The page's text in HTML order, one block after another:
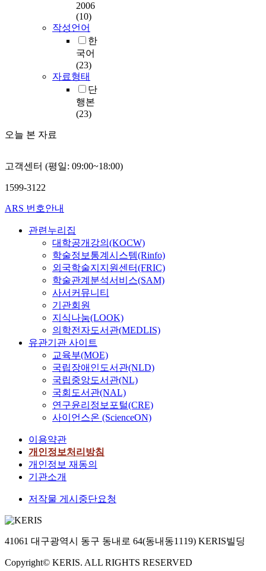
2006
(10)
작성언어
한
국어
(23)
자료형태
단
행본
(23)
오늘 본 자료
고객센터 (평일: 09:00~18:00)
1599-3122
ARS 번호안내
관련누리집
대학공개강의(KOCW)
학술정보통계시스템(Rinfo)
외국학술지지원센터(FRIC)
학술관계분석서비스(SAM)
사서커뮤니티
기관회원
지식나눔(LOOK)
의학전자도서관(MEDLIS)
유관기관 사이트
교육부(MOE)
국립장애인도서관(NLD)
국립중앙도서관(NL)
국회도서관(NAL)
연구윤리정보포털(CRE)
사이언스온 (ScienceON)
이용약관
개인정보처리방침
개인정보 재동의
기관소개
저작물 게시중단요청
41061 대구광역시 동구 동내로 64(동내동1119) KERIS빌딩
Copyright© KERIS. ALL RIGHTS RESERVED